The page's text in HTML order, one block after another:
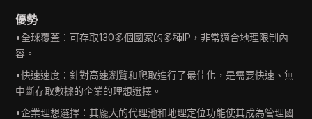
優勢
•全球覆蓋：可存取130多個國家的多種IP，非常適合地理限制內
容。
•快速速度：針對高速瀏覽和爬取進行了最佳化，是需要快速、無
中斷存取數據的企業的理想選擇。
•企業理想選擇：其龐大的代理池和地理定位功能使其成為管理國